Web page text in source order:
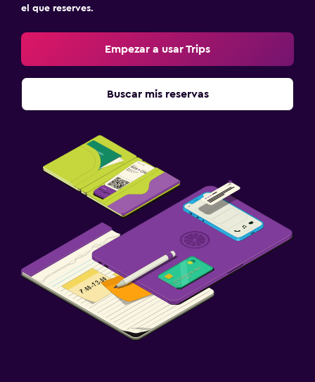
el que reserves.
Empezar a usar Trips
Buscar mis reservas